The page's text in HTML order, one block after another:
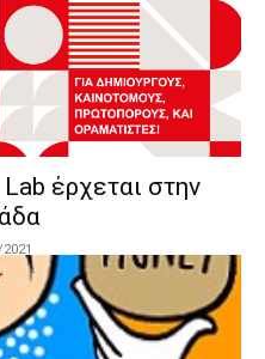
έρχεται στην